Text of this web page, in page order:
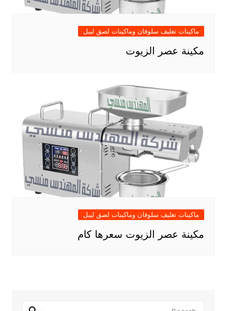
ماكينات تغليف سلوفان وماكينات لصق ليبل
مكينة عصر الزيوت
ماكينات تغليف سلوفان وماكينات لصق ليبل
مكينة عصر الزيوت سعرها كام